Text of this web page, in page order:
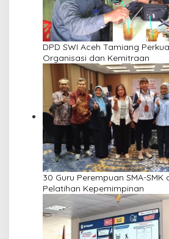
DPD SWI Aceh Tamiang
Organisasi dan Kemitraan
30 Guru Perempuan SMA-SMK
Pelatihan Kepemimpinan